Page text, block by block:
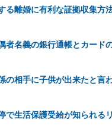
で生活保護受給が知られる